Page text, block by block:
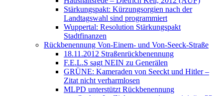
Stärkungspakt: Kürzungsorgien nach der
Landtagswahl sind programmiert
Wuppertal: Resolution Stärkungspakt
Stadtfinanzen
Rückbenennung Von-Einem- und Von-Seeck-Straße
18.11.2012 Straßenrückbenennung
F.E.L.S sagt NEIN zu Generälen
GRÜNE: Kameraden von Seeckt und Hitler –
Zitat nicht verharmlosen
MLPD unterstützt Rückbenennung